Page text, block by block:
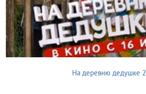
На деревню дедушке 2